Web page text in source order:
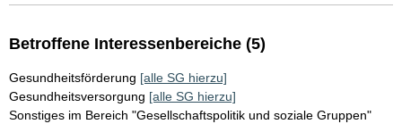
Betroffene Interessenbereiche (5)
Gesundheitsförderung [alle SG hierzu]
Gesundheitsversorgung [alle SG hierzu]
Sonstiges im Bereich "Gesellschaftspolitik und soziale Gruppen"